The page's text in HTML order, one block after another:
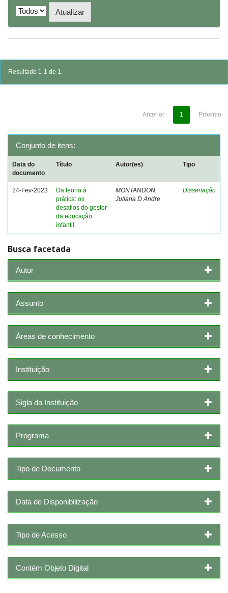
Resultado 1-1 de 1.
Anterior 1 Próximo
Conjunto de itens:
Data do
documento
Título Autor(es) Tipo
24-Fev-2023
Da teoria à
prática: os
desafios do gestor
da educação
infantil
MONTANDON,
Juliana D Andre
Dissertação
Busca facetada
Autor
Assunto
Áreas de conhecimento
Instituição
Sigla da Instituição
Programa
Tipo de Documento
Data de Disponibilização
Tipo de Acesso
Contém Objeto Digital